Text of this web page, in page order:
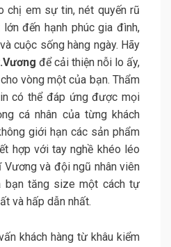
chị em sự tin, nét quyến rũ
đến hạnh phúc gia đình,
cuộc sống hàng ngày. Hãy
để cải thiện nỗi lo ấy,
vòng một của bạn. Thẩm
có thể đáp ứng được mọi
cá nhân của từng khách
giới hạn các sản phẩm
hợp với tay nghề khéo léo
và đội ngũ nhân viên
bạn tăng size một cách tự
và hấp dẫn nhất.
khách hàng từ khâu kiểm